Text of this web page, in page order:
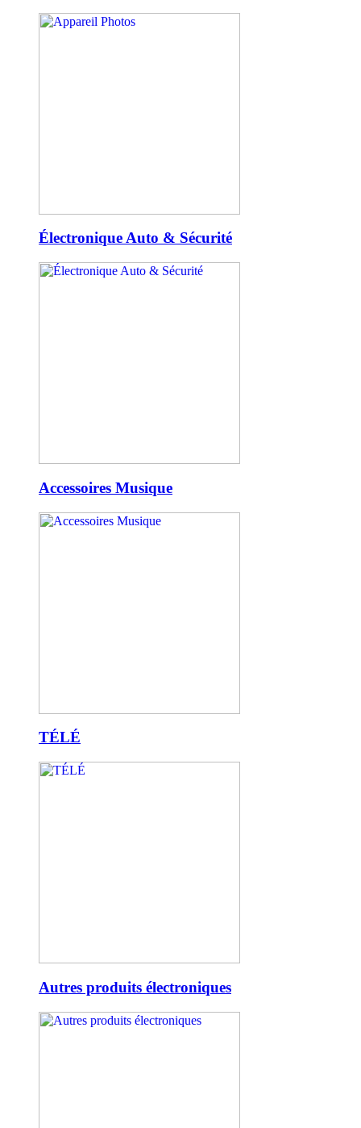
Électronique Auto & Sécurité
Accessoires Musique
TÉLÉ
Autres produits électroniques